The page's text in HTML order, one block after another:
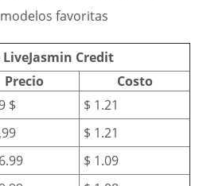
favoritas
LiveJasmin Credit
Precio
Costo
$
$ 1.21
$ 1.21
$ 1.09